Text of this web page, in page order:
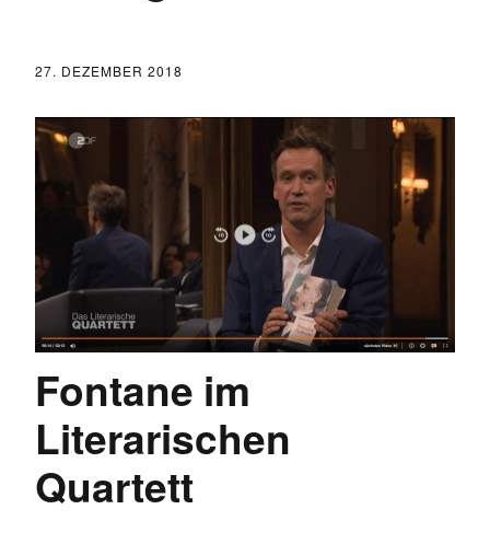
27. DEZEMBER 2018
Fontane im
Literarischen
Quartett